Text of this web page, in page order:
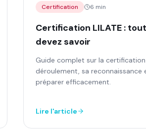
Certification 6 min
Certification LILATE :
devez savoir
Guide complet sur la certification
déroulement, sa
préparer efficacement.
Lire l'article